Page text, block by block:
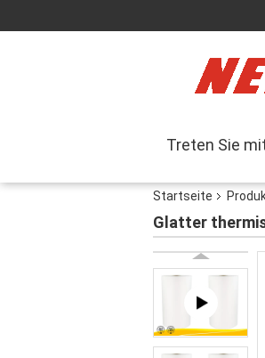
Treten Sie
Startseite
Glatter